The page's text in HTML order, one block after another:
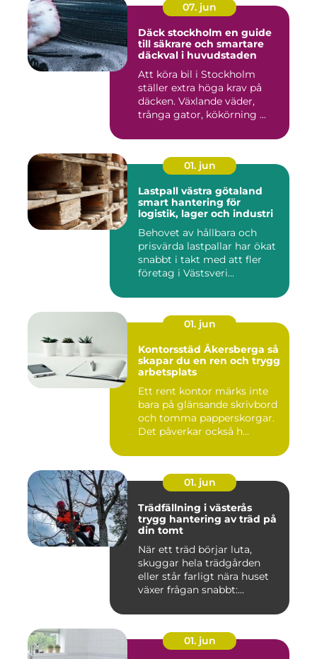
07. jun
Däck stockholm en guide
till säkrare och smartare
däckval i huvudstaden
Att köra bil i Stockholm
ställer extra höga krav på
däcken. Växlande väder,
trånga gator, kökörning ...
01. jun
Lastpall västra götaland
smart hantering för
logistik, lager och industri
Behovet av hållbara och
prisvärda lastpallar har ökat
snabbt i takt med att fler
företag i Västsveri...
01. jun
Kontorsstäd Åkersberga så
skapar du en ren och trygg
arbetsplats
Ett rent kontor märks inte
bara på glänsande skrivbord
och tomma papperskorgar.
Det påverkar också h...
01. jun
Trädfällning i västerås
trygg hantering av träd på
din tomt
När ett träd börjar luta,
skuggar hela trädgården
eller står farligt nära huset
växer frågan snabbt:...
01. jun